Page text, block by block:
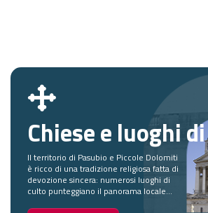
Chiese e luoghi
Il territorio di Pasubio e Piccole Dolomiti
è ricco di una tradizione religiosa fatta di
devozione sincera: numerosi luoghi di
culto punteggiano il panorama locale...